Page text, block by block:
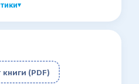
▾
книги (PDF)